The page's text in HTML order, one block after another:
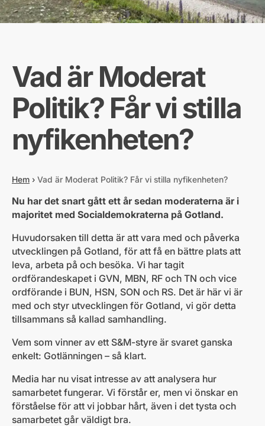
Vad är Moderat
Politik? Får vi stilla
nyfikenheten?
Hem › Vad är Moderat Politik? Får vi stilla nyfikenheten?
Nu har det snart gått ett år sedan moderaterna är i
majoritet med Socialdemokraterna på Gotland.
Huvudorsaken till detta är att vara med och påverka
utvecklingen på Gotland, för att få en bättre plats att
leva, arbeta på och besöka. Vi har tagit
ordförandeskapet i GVN, MBN, RF och TN och vice
ordförande i BUN, HSN, SON och RS. Det är här vi är
med och styr utvecklingen för Gotland, vi gör detta
tillsammans så kallad samhandling.
Vem som vinner av ett S&M-styre är svaret ganska
enkelt: Gotlänningen – så klart.
Media har nu visat intresse av att analysera hur
samarbetet fungerar. Vi förstår er, men vi önskar en
förståelse för att vi jobbar hårt, även i det tysta och
samarbetet går väldigt bra.